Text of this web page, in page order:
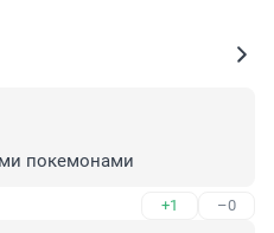
покемонами
+1 –0